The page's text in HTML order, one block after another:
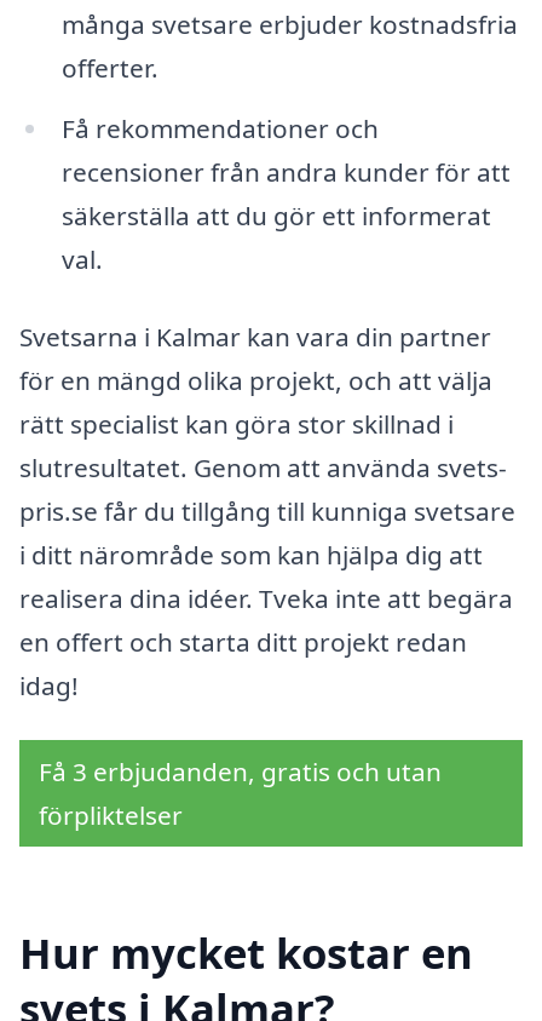
många svetsare erbjuder kostnadsfria
offerter.
Få rekommendationer och
recensioner från andra kunder för att
säkerställa att du gör ett informerat
val.
Svetsarna i Kalmar kan vara din partner
för en mängd olika projekt, och att välja
rätt specialist kan göra stor skillnad i
slutresultatet. Genom att använda svets-
pris.se får du tillgång till kunniga svetsare
i ditt närområde som kan hjälpa dig att
realisera dina idéer. Tveka inte att begära
en offert och starta ditt projekt redan
idag!
Få 3 erbjudanden, gratis och utan
förpliktelser
Hur mycket kostar en
svets i Kalmar?